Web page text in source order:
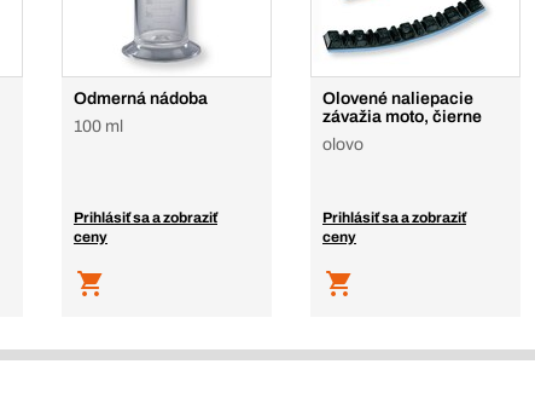
Odmerná nádoba
100 ml
Prihlásiť sa a zobraziť
ceny
Olovené naliepacie
závažia moto, čierne
olovo
Prihlásiť sa a zobraziť
ceny